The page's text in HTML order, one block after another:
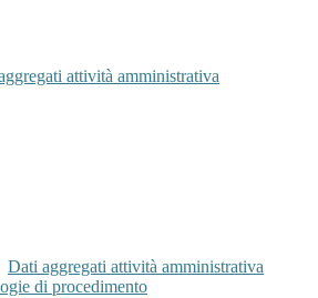
attività amministrativa
Dati aggregati attività amministrativa
di procedimento